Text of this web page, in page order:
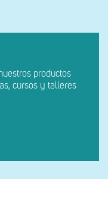
productos
cursos y talleres